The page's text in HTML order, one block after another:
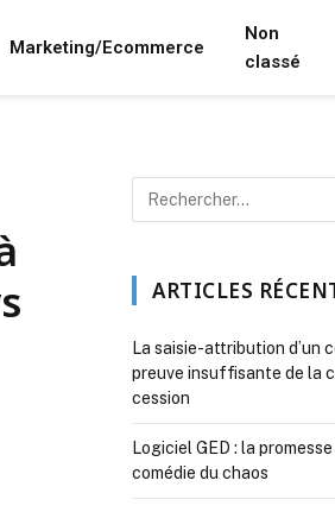
Marketing/Ecommerce
Non
classé
ARTICLES
La saisie-attribution d’un
preuve insuffisante de la
cession
Logiciel GED : la
comédie du chaos